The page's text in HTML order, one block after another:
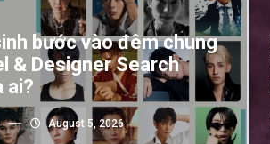
bước vào đêm chung
& Designer Search
ai?
August 5, 2026